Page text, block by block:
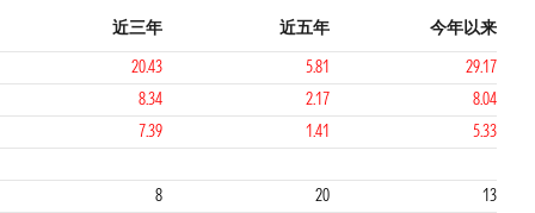
近三年 近五年
今年以来
20.43 5.81
29.17
8.34 2.17
8.04
7.39 1.41
5.33
1 1
8 20
13